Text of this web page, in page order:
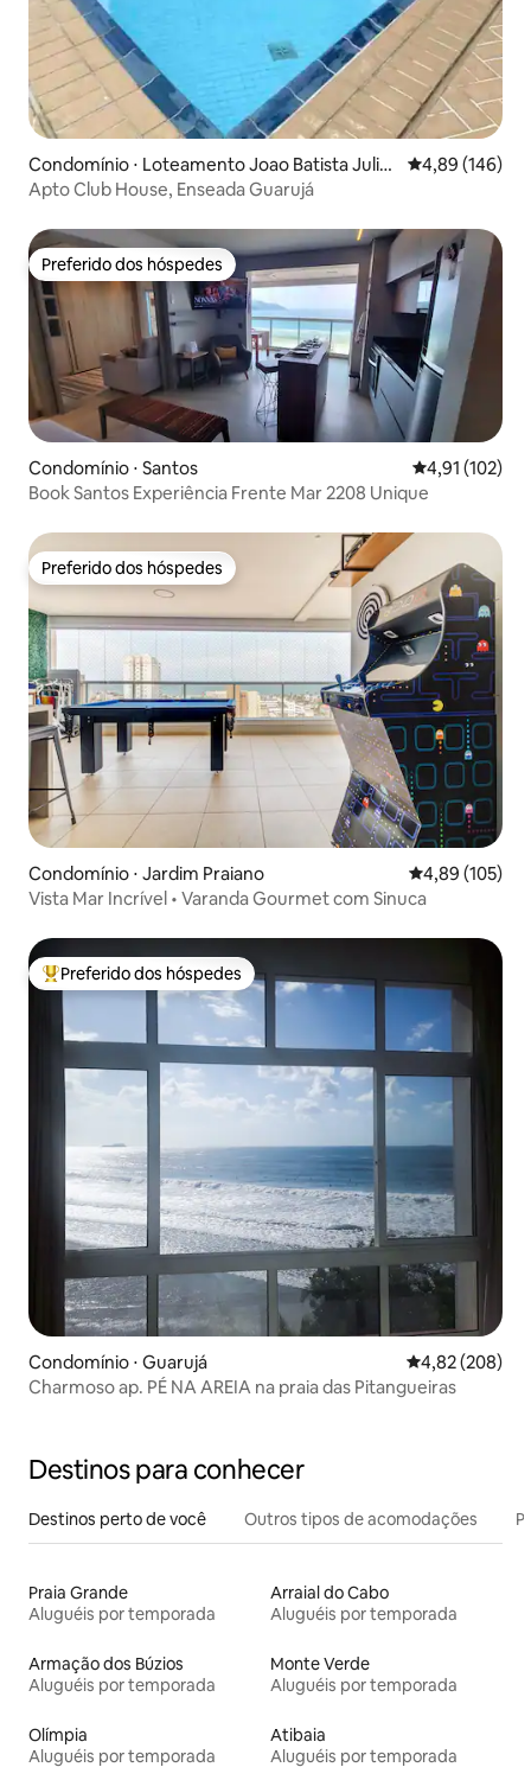
Condomínio ⋅ Loteamento Joao Batista Julia
o
4,89 de uma
4,89 (146)
Apto Club House, Enseada Guarujá
Preferido dos hóspedes
Preferido dos hóspedes
Condomínio ⋅ Santos 4,91 de uma
4,91 (102)
Book Santos Experiência Frente Mar 2208 Unique
Preferido dos hóspedes
Preferido dos hóspedes
Condomínio ⋅ Jardim Praiano 4,89 de uma
4,89 (105)
Vista Mar Incrível • Varanda Gourmet com Sinuca
Entre os melhores preferidos dos hóspedes
Preferido dos hóspedes
Condomínio ⋅ Guarujá 4,82 de uma
4,82 (208)
Charmoso ap. PÉ NA AREIA na praia das Pitangueiras
Destinos para conhecer
Destinos perto de você Outros tipos de acomodações
Praia Grande
Aluguéis por temporada
Arraial do Cabo
Aluguéis por temporada
Armação dos Búzios
Aluguéis por temporada
Monte Verde
Aluguéis por temporada
Olímpia
Aluguéis por temporada
Atibaia
Aluguéis por temporada